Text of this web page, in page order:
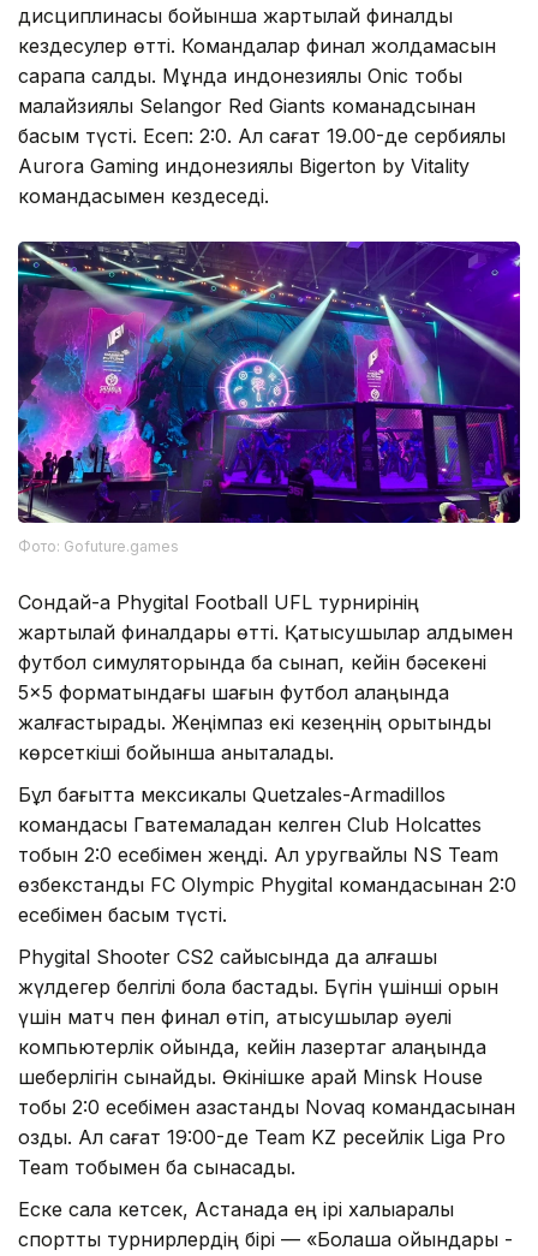
дисциплинасы бойынша жартылай финалдық
кездесулер өтті. Командалар финал жолдамасын
сарапқа салды. Мұнда индонезиялық Onic тобы
малайзиялық Selangor Red Giants команадсынан
басым түсті. Есеп: 2:0. Ал сағат 19.00-де сербиялық
Aurora Gaming индонезиялық Bigerton by Vitality
командасымен кездеседі.
Фото: Gofuture.games
Сондай-ақ Phygital Football UFL турнирінің
жартылай финалдары өтті. Қатысушылар алдымен
футбол симуляторында бақ сынап, кейін бәсекені
5×5 форматындағы шағын футбол алаңында
жалғастырады. Жеңімпаз екі кезеңнің қорытынды
көрсеткіші бойынша анықталады.
Бұл бағытта мексикалық Quetzales-Armadillos
командасы Гватемаладан келген Club Holcattes
тобын 2:0 есебімен жеңді. Ал уругвайлық NS Team
өзбекстандық FC Olympic Phygital командасынан 2:0
есебімен басым түсті.
Phygital Shooter CS2 сайысында да алғашқы
жүлдегер белгілі бола бастады. Бүгін үшінші орын
үшін матч пен финал өтіп, қатысушылар әуелі
компьютерлік ойында, кейін лазертаг алаңында
шеберлігін сынайды. Өкінішке қарай Minsk House
тобы 2:0 есебімен қазақстандық Novaq командасынан
озды. Ал сағат 19:00-де Team KZ ресейлік Liga Pro
Team тобымен бақ сынасады.
Еске сала кетсек, Астанада ең ірі халықаралық
спорттық турнирлердің бірі — «Болашақ ойындары -